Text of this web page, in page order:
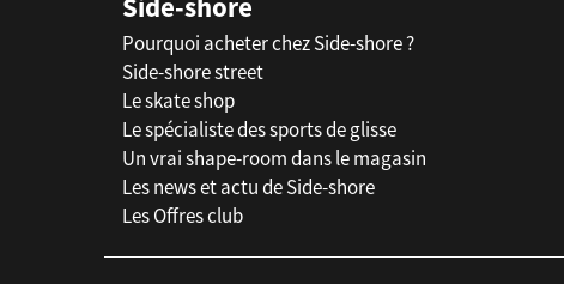
Pourquoi acheter chez Side-shore ?
Side-shore street
Le skate shop
Le spécialiste des sports de glisse
Un vrai shape-room dans le magasin
Les news et actu de Side-shore
Les Offres club